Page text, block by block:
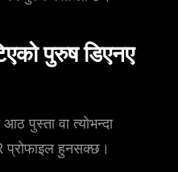
पुरुष डिएनए
पुस्ता वा त्योभन्दा
प्रोफाइल हुनसक्छ।